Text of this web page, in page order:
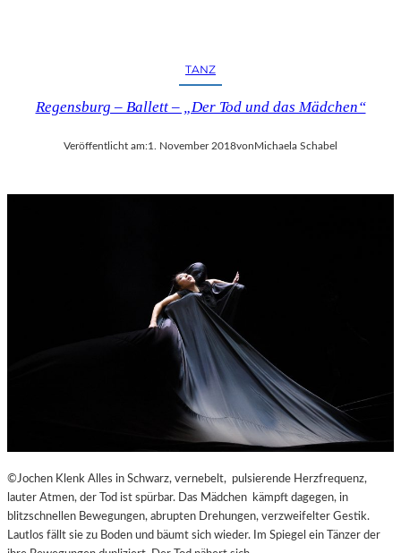
TANZ
Regensburg – Ballett – „Der Tod und das Mädchen“
Veröffentlicht am:1. November 2018vonMichaela Schabel
©Jochen Klenk Alles in Schwarz, vernebelt, pulsierende Herzfrequenz,
lauter Atmen, der Tod ist spürbar. Das Mädchen kämpft dagegen, in
blitzschnellen Bewegungen, abrupten Drehungen, verzweifelter Gestik.
Lautlos fällt sie zu Boden und bäumt sich wieder. Im Spiegel ein Tänzer der